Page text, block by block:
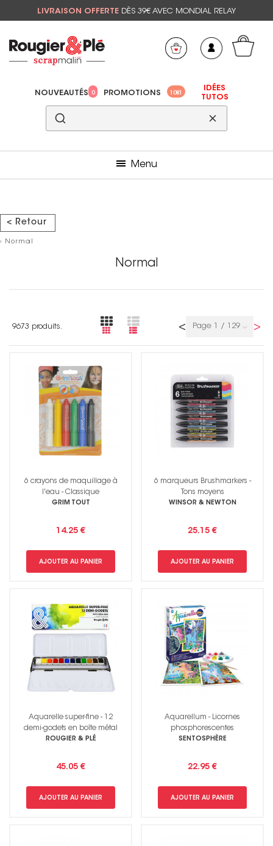
LIVRAISON OFFERTE DÈS 39€ AVEC MONDIAL RELAY
NOUVEAUTÉS 0 PROMOTIONS 1081
IDÉES
TUTOS
Menu
< Retour
› Normal
Normal
9673 produits. < Page 1 / 129 >
6 crayons de maquillage à
l'eau - Classique
GRIM TOUT
14.25 €
AJOUTER AU PANIER
6 marqueurs Brushmarkers -
Tons moyens
WINSOR & NEWTON
25.15 €
AJOUTER AU PANIER
Aquarelle super-fine - 12
demi-godets en boîte métal
ROUGIER & PLÉ
45.05 €
AJOUTER AU PANIER
Aquarellum - Licornes
phosphorescentes
SENTOSPHÈRE
22.95 €
AJOUTER AU PANIER